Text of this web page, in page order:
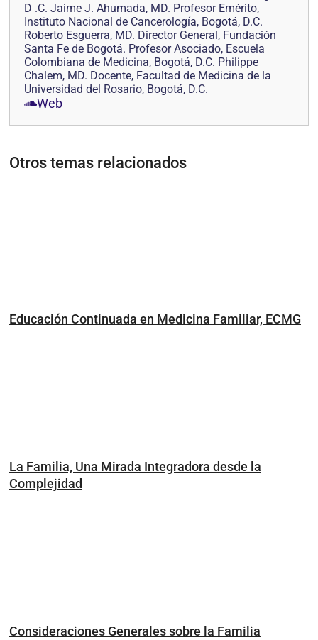
D .C. Jaime J. Ahumada, MD. Profesor Emérito,
Instituto Nacional de Cancerología, Bogotá, D.C.
Roberto Esguerra, MD. Director General, Fundación
Santa Fe de Bogotá. Profesor Asociado, Escuela
Colombiana de Medicina, Bogotá, D.C. Philippe
Chalem, MD. Docente, Facultad de Medicina de la
Universidad del Rosario, Bogotá, D.C.
Web
Otros temas relacionados
Educación Continuada en Medicina Familiar, ECMG
La Familia, Una Mirada Integradora desde la
Complejidad
Consideraciones Generales sobre la Familia